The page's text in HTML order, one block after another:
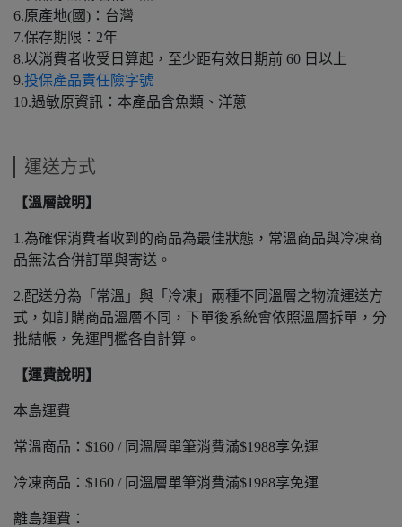
6.原產地(國)：台灣
7.保存期限：2年
8.以消費者收受日算起，至少距有效日期前 60 日以上
9.投保產品責任險字號
10.過敏原資訊：本產品含魚類、洋蔥
運送方式
【溫層說明】
1.為確保消費者收到的商品為最佳狀態，常溫商品與冷凍商
品無法合併訂單與寄送。
2.配送分為「常溫」與「冷凍」兩種不同溫層之物流運送方
式，如訂購商品溫層不同，下單後系統會依照溫層拆單，分
批結帳，免運門檻各自計算。
【運費說明】
本島運費
常溫商品：$160 / 同溫層單筆消費滿$1988享免運
冷凍商品：$160 / 同溫層單筆消費滿$1988享免運
離島運費：